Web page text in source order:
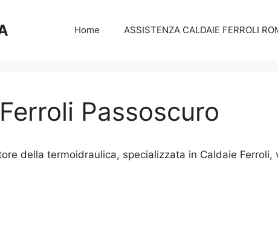
Home ASSISTENZA CALDAIE FERROLI
Passoscuro
della termoidraulica, specializzata in Caldaie Ferroli,